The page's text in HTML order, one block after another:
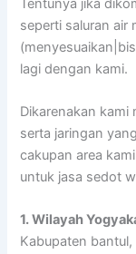
Tentunya jika
seperti saluran air
lagi dengan kami.
Dikarenakan kami
serta jaringan
cakupan area
untuk jasa sedot
1. Wilayah
Kabupaten